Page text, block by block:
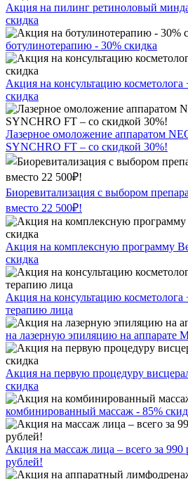
Акция на пилинг ретиноловый
скидка
ботулинотерапию - 30% скидка
Акция на консультацию косметолога
скидка
Лазерное омоложение аппаратом
SYNCHRO FT – со скидкой 30%!
Биоревитализация с выбором
вместо 22 500₽!
Акция на комплексную программу
скидка
Акция на консультацию
терапию лица
на лазерную эпиляцию на аппарате
Акция на первую процедуру
скидка
комбинированный массаж - 85%
Акция на массаж лица – всего за 990
рублей!